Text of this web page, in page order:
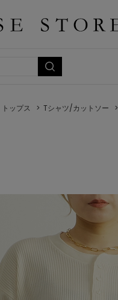
トップス Tシャツ/カットソー